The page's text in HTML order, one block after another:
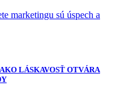
marketingu sú úspech a
LÁSKAVOSŤ OTVÁRA